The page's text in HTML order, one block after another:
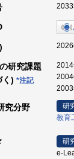
研究課題
く) *注記
究分野
研
教育
研
e-